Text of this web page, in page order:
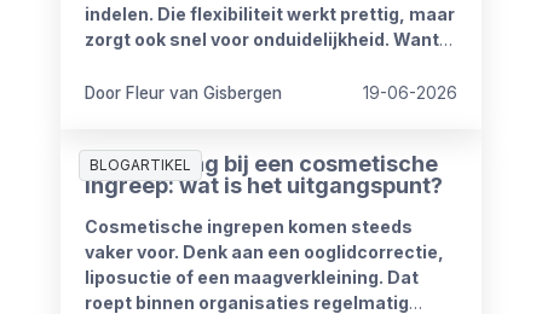
indelen. Die flexibiliteit werkt prettig, maar
zorgt ook snel voor onduidelijkheid. Want
iemand bereikbaar? En hoe blijft het werk
Door Fleur van Gisbergen 19-06-2026
BLOGARTIKEL
Ziekmelding bij een cosmetische
ingreep: wat is het uitgangspunt?
Cosmetische ingrepen komen steeds
vaker voor. Denk aan een ooglidcorrectie,
liposuctie of een maagverkleining. Dat
roept binnen organisaties regelmatig